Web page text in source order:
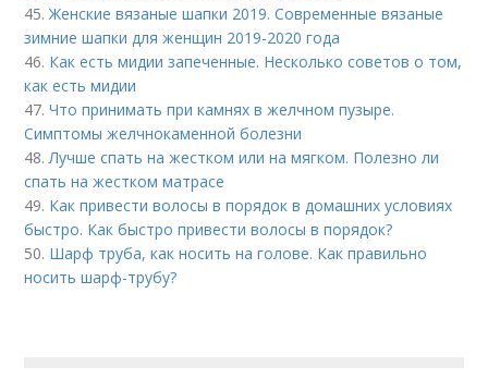
45.Женские вязаные шапки 2019. Современные вязаные
зимние шапки для женщин 2019-2020 года
46. Как есть мидии запеченные. Несколько советов о том,
как есть мидии
47.Что принимать при камнях в желчном пузыре.
Симптомы желчнокаменной болезни
48.Лучше спать на жестком или на мягком. Полезно ли
спать на жестком матрасе
49. Как привести волосы в порядок в домашних условиях
быстро. Как быстро привести волосы в порядок?
50. Шарф труба, как носить на голове. Как правильно
носить шарф-трубу?